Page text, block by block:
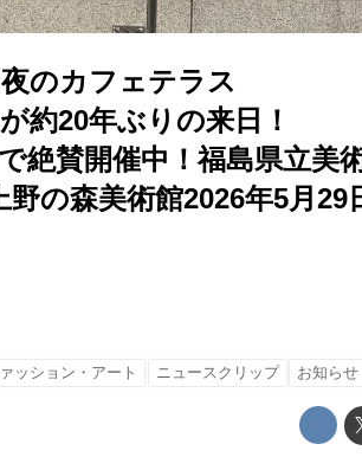
のカフェテラス
約20年ぶりの来日！
絶賛開催中！福島県立美
の森美術館2026年5月29
ッション・アート ニュースクリップ お知らせ